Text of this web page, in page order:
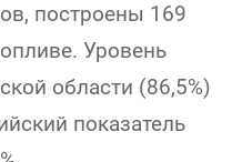
построены 169
Уровень
области (86,5%)
показатель